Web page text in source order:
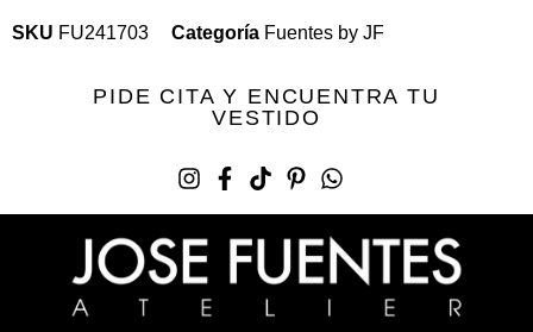
SKU FU241703 Categoría Fuentes by JF
PIDE CITA Y ENCUENTRA TU
VESTIDO